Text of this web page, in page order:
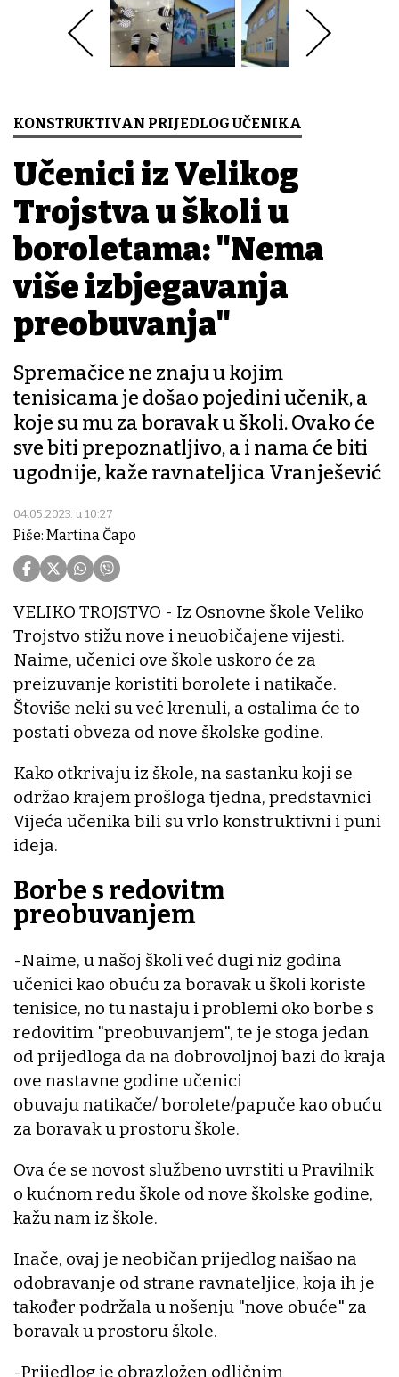
KONSTRUKTIVAN PRIJEDLOG UČENIKA
Učenici iz Velikog
Trojstva u školi u
boroletama: "Nema
više izbjegavanja
preobuvanja"
Spremačice ne znaju u kojim
tenisicama je došao pojedini učenik, a
koje su mu za boravak u školi. Ovako će
sve biti prepoznatljivo, a i nama će biti
ugodnije, kaže ravnateljica Vranješević
04.05.2023. u 10:27
Piše: Martina Čapo
VELIKO TROJSTVO - Iz Osnovne škole Veliko
Trojstvo stižu nove i neuobičajene vijesti.
Naime, učenici ove škole uskoro će za
preizuvanje koristiti borolete i natikače.
Štoviše neki su već krenuli, a ostalima će to
postati obveza od nove školske godine.
Kako otkrivaju iz škole, na sastanku koji se
održao krajem prošloga tjedna, predstavnici
Vijeća učenika bili su vrlo konstruktivni i puni
ideja.
Borbe s redovitm
preobuvanjem
-Naime, u našoj školi već dugi niz godina
učenici kao obuću za boravak u školi koriste
tenisice, no tu nastaju i problemi oko borbe s
redovitim "preobuvanjem", te je stoga jedan
od prijedloga da na dobrovoljnoj bazi do kraja
ove nastavne godine učenici
obuvaju natikače/ borolete/papuče kao obuću
za boravak u prostoru škole.
Ova će se novost službeno uvrstiti u Pravilnik
o kućnom redu škole od nove školske godine,
kažu nam iz škole.
Inače, ovaj je neobičan prijedlog naišao na
odobravanje od strane ravnateljice, koja ih je
također podržala u nošenju "nove obuće" za
boravak u prostoru škole.
-Prijedlog je obrazložen odličnim